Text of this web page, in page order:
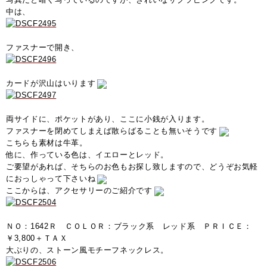
中は、
ファスナーで開き、
カードが沢山はいります
両サイドに、ポケットがあり、ここに小銭が入ります。
ファスナーを閉めてしまえば散らばることも無いそうです
こちらも素材は牛革。
他に、作っている色は、イエローとレッド。
ご要望があれば、そちらのお色もお探し致しますので、どうぞお気軽
におっしゃって下さいね
ここからは、アクセサリーのご紹介です
ＮＯ：1642Ｒ ＣＯＬＯＲ：ブラック系 レッド系 ＰＲＩＣＥ：
￥3,800＋ＴＡＸ
大ぶりの、ストーン風モチーフネックレス。